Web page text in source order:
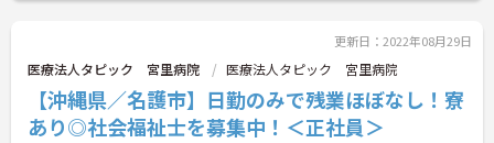
更新日：2022年08月29日
医療法人タピック 宮里病院 医療法人タピック 宮里病院
【沖縄県／名護市】日勤のみで残業ほぼなし！寮
あり◎社会福祉士を募集中！＜正社員＞